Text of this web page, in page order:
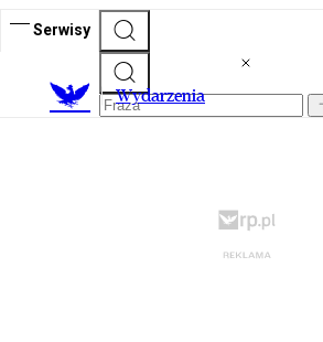
Serwisy
Wydarzenia